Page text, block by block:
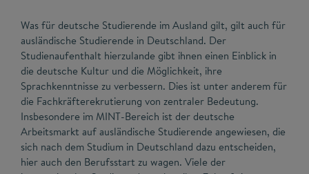
Was für deutsche Studierende im Ausland gilt, gilt auch für
ausländische Studierende in Deutschland. Der
Studienaufenthalt hierzulande gibt ihnen einen Einblick in
die deutsche Kultur und die Möglichkeit, ihre
Sprachkenntnisse zu verbessern. Dies ist unter anderem für
die Fachkräfterekrutierung von zentraler Bedeutung.
Insbesondere im MINT-Bereich ist der deutsche
Arbeitsmarkt auf ausländische Studierende angewiesen, die
sich nach dem Studium in Deutschland dazu entscheiden,
hier auch den Berufsstart zu wagen. Viele der